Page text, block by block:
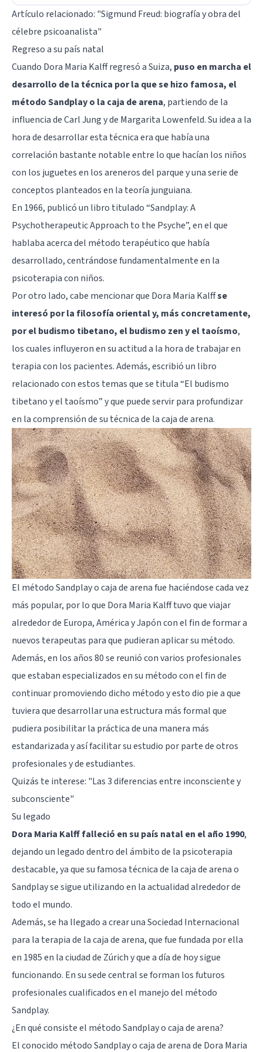
Artículo relacionado: "Sigmund Freud: biografía y obra del
célebre psicoanalista"
Regreso a su país natal
Cuando Dora Maria Kalff regresó a Suiza, puso en marcha el
desarrollo de la técnica por la que se hizo famosa, el
método Sandplay o la caja de arena, partiendo de la
influencia de Carl Jung y de Margarita Lowenfeld. Su idea a la
hora de desarrollar esta técnica era que había una
correlación bastante notable entre lo que hacían los niños
con los juguetes en los areneros del parque y una serie de
conceptos planteados en la teoría junguiana.
En 1966, publicó un libro titulado “Sandplay: A
Psychotherapeutic Approach to the Psyche”, en el que
hablaba acerca del método terapéutico que había
desarrollado, centrándose fundamentalmente en la
psicoterapia con niños.
Por otro lado, cabe mencionar que Dora Maria Kalffse
interesó por la filosofía oriental y, más concretamente,
por el budismo tibetano, el budismo zen y el taoísmo,
los cuales influyeron en su actitud a la hora de trabajar en
terapia con los pacientes. Además, escribió un libro
relacionado con estos temas que se titula “El budismo
tibetano y el taoísmo” y que puede servir para profundizar
en la comprensión de su técnica de la caja de arena.
El método Sandplay o caja de arena fue haciéndose cada vez
más popular, por lo que Dora Maria Kalff tuvo que viajar
alrededor de Europa, América y Japón con el fin de formar a
nuevos terapeutas para que pudieran aplicar su método.
Además, en los años 80 se reunió con varios profesionales
que estaban especializados en su método con el fin de
continuar promoviendo dicho método y esto dio pie a que
tuviera que desarrollar una estructura más formal que
pudiera posibilitar la práctica de una manera más
estandarizada y así facilitar su estudio por parte de otros
profesionales y de estudiantes.
Quizás te interese: "Las 3 diferencias entre inconsciente y
subconsciente"
Su legado
Dora Maria Kalff falleció en su país natal en el año 1990,
dejando un legado dentro del ámbito de la psicoterapia
destacable, ya que su famosa técnica de la caja de arena o
Sandplay se sigue utilizando en la actualidad alrededor de
todo el mundo.
Además, se ha llegado a crear una Sociedad Internacional
para la terapia de la caja de arena, que fue fundada por ella
en 1985 en la ciudad de Zúrich y que a día de hoy sigue
funcionando. En su sede central se forman los futuros
profesionales cualificados en el manejo del método
Sandplay.
¿En qué consiste el método Sandplay o caja de arena?
El conocido método Sandplay o caja de arena de Dora Maria